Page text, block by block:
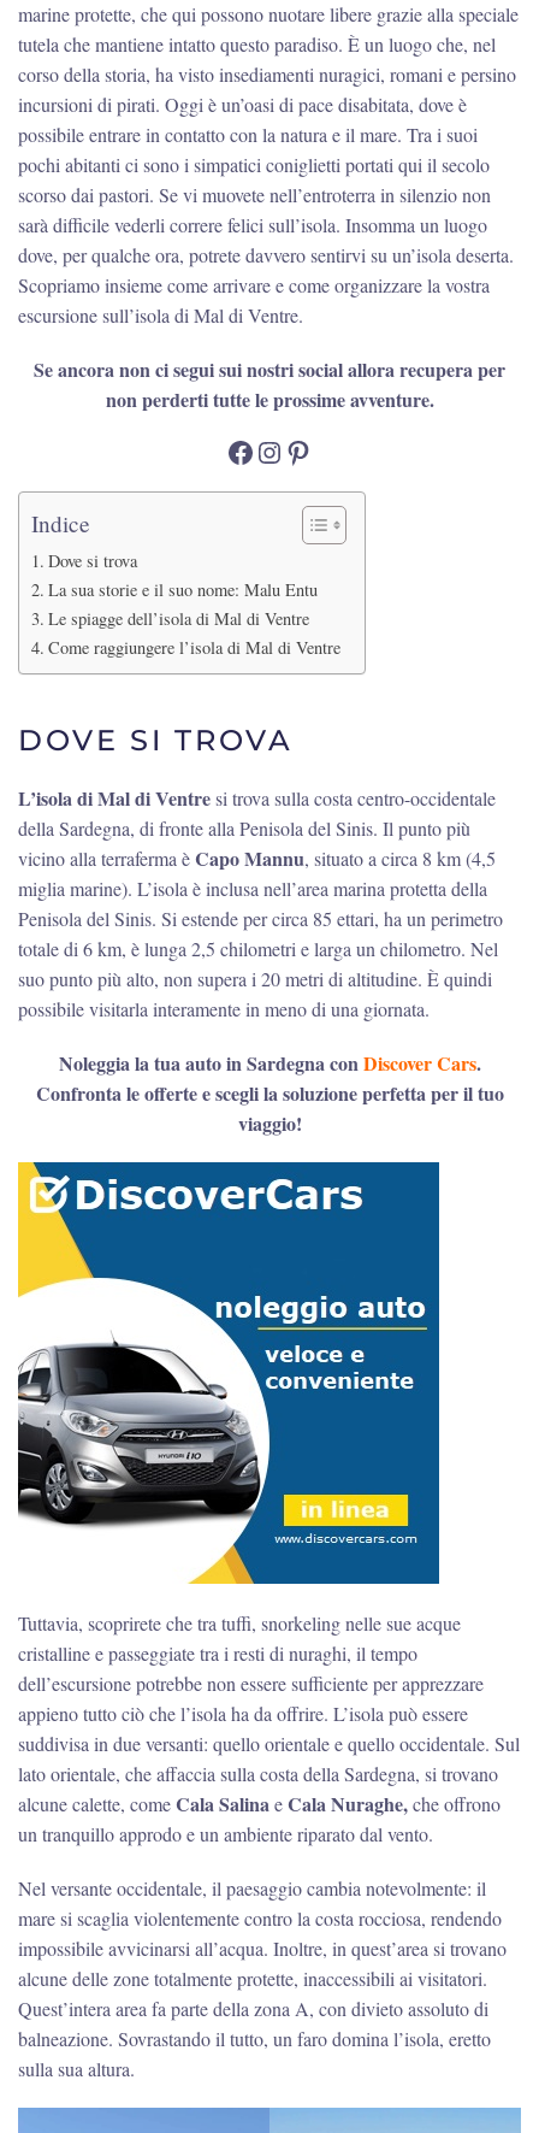
marine protette, che qui possono nuotare libere grazie alla speciale
tutela che mantiene intatto questo paradiso. È un luogo che, nel
corso della storia, ha visto insediamenti nuragici, romani e persino
incursioni di pirati. Oggi è un’oasi di pace disabitata, dove è
possibile entrare in contatto con la natura e il mare. Tra i suoi
pochi abitanti ci sono i simpatici coniglietti portati qui il secolo
scorso dai pastori. Se vi muovete nell’entroterra in silenzio non
sarà difficile vederli correre felici sull’isola. Insomma un luogo
dove, per qualche ora, potrete davvero sentirvi su un’isola deserta.
Scopriamo insieme come arrivare e come organizzare la vostra
escursione sull’isola di Mal di Ventre.
Se ancora non ci segui sui nostri social allora recupera per
non perderti tutte le prossime avventure.
Facebook
Instagram
Pinterest
Indice
Dove si trova
La sua storie e il suo nome: Malu Entu
Le spiagge dell’isola di Mal di Ventre
Come raggiungere l’isola di Mal di Ventre
DOVE SI TROVA
L’isola di Mal di Ventresi trova sulla costa centro-occidentale
della Sardegna, di fronte alla Penisola del Sinis. Il punto più
vicino alla terraferma èCapo Mannu, situato a circa 8 km (4,5
miglia marine). L’isola è inclusa nell’area marina protetta della
Penisola del Sinis. Si estende per circa 85 ettari, ha un perimetro
totale di 6 km, è lunga 2,5 chilometri e larga un chilometro. Nel
suo punto più alto, non supera i 20 metri di altitudine. È quindi
possibile visitarla interamente in meno di una giornata.
Noleggia la tua auto in Sardegna conDiscover Cars.
Confronta le offerte e scegli la soluzione perfetta per il tuo
viaggio!
Tuttavia, scoprirete che tra tuffi, snorkeling nelle sue acque
cristalline e passeggiate tra i resti di nuraghi, il tempo
dell’escursione potrebbe non essere sufficiente per apprezzare
appieno tutto ciò che l’isola ha da offrire. L’isola può essere
suddivisa in due versanti: quello orientale e quello occidentale. Sul
lato orientale, che affaccia sulla costa della Sardegna, si trovano
alcune calette, comeCala SalinaeCala Nuraghe,che offrono
un tranquillo approdo e un ambiente riparato dal vento.
Nel versante occidentale, il paesaggio cambia notevolmente: il
mare si scaglia violentemente contro la costa rocciosa, rendendo
impossibile avvicinarsi all’acqua. Inoltre, in quest’area si trovano
alcune delle zone totalmente protette, inaccessibili ai visitatori.
Quest’intera area fa parte della zona A, con divieto assoluto di
balneazione. Sovrastando il tutto, un faro domina l’isola, eretto
sulla sua altura.